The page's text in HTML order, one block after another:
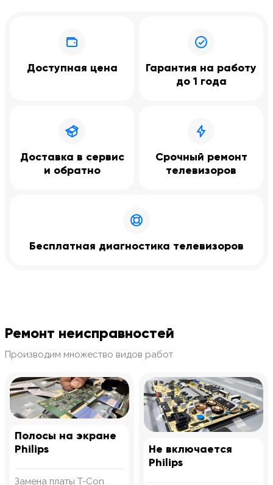
Доступная цена
Гарантия на работу
до 1 года
Доставка в сервис
и обратно
Срочный ремонт
телевизоров
Бесплатная диагностика телевизоров
Ремонт неисправностей
Производим множество видов работ
Полосы на экране
Philips
Замена платы T-Con
Не включается
Philips